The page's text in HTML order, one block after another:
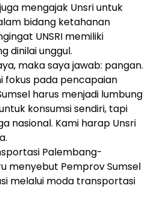
mengajak Unsri untuk
bidang ketahanan
UNSRI memiliki
dinilai unggul.
maka saya jawab: pangan.
fokus pada pencapaian
harus menjadi lumbung
konsumsi sendiri, tapi
nasional. Kami harap Unsri
Palembang-
menyebut Pemprov Sumsel
melalui moda transportasi